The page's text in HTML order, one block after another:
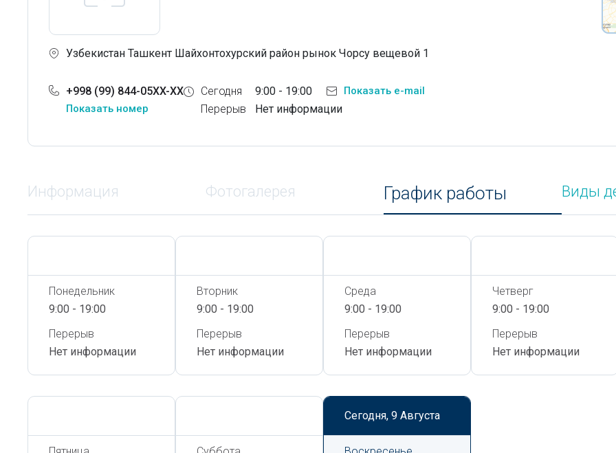
Узбекистан Ташкент Шайхонтохурский район рынок Чорсу вещевой 1
+998 (99) 844-05XX-XX
Показать номер
Сегодня
Перерыв
9:00 - 19:00
Нет информации
Показать e-mail
Информация Фотогалерея График работы Виды
Понедельник
9:00 - 19:00
Перерыв
Нет информации
Вторник
9:00 - 19:00
Перерыв
Нет информации
Среда
9:00 - 19:00
Перерыв
Нет информации
Четверг
9:00 - 19:00
Перерыв
Нет информации
Сегодня, 9 Августа